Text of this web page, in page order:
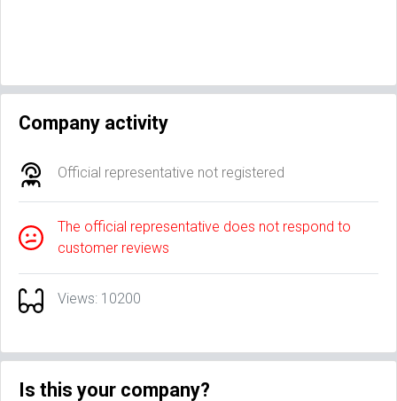
Company activity
Official representative not registered
The official representative does not respond to
customer reviews
Views: 10200
Is this your company?